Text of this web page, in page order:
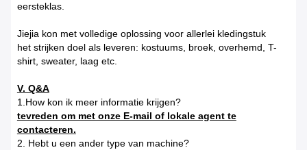
eersteklas.
Jiejia kon met volledige oplossing voor allerlei kledingstuk
het strijken doel als leveren: kostuums, broek, overhemd, T-
shirt, sweater, laag etc.
V. Q&A
1.How kon ik meer informatie krijgen?
tevreden om met onze E-mail of lokale agent te
contacteren.
2. Hebt u een ander type van machine?